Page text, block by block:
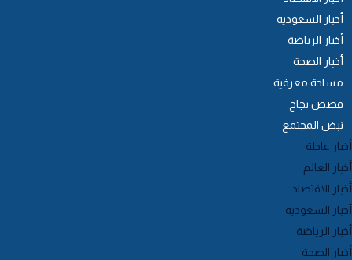
أخبار السعودية
أخبار الرياضة
أخبار الصحة
مساحة معرفية
قصص نجاح
نبض المجتمع
عاجلة
العالم
الاقتصاد
السعودية
الرياضة
الصحة